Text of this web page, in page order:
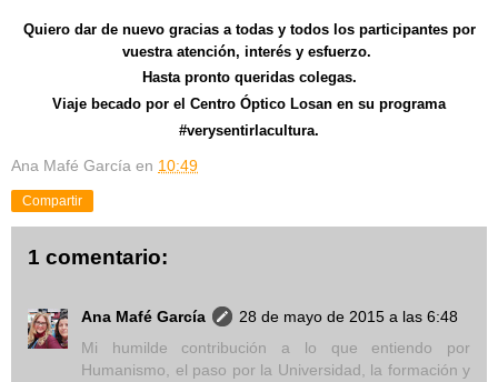
Quiero dar de nuevo gracias a todas y todos los participantes por
vuestra atención, interés y esfuerzo.
Hasta pronto queridas colegas.
Viaje becado por el Centro Óptico Losan en su programa
#verysentirlacultura.
Ana Mafé García en 10:49
Compartir
1 comentario:
Ana Mafé García
28 de mayo de 2015 a las 6:48
Mi humilde contribución a lo que entiendo por
Humanismo, el paso por la Universidad, la formación y